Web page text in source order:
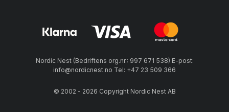
Nordic Nest (Bedriftens org.nr.: 997 671 538) E-post:
info@nordicnest.no Tel: +47 23 509 366
© 2002 - 2026 Copyright Nordic Nest AB